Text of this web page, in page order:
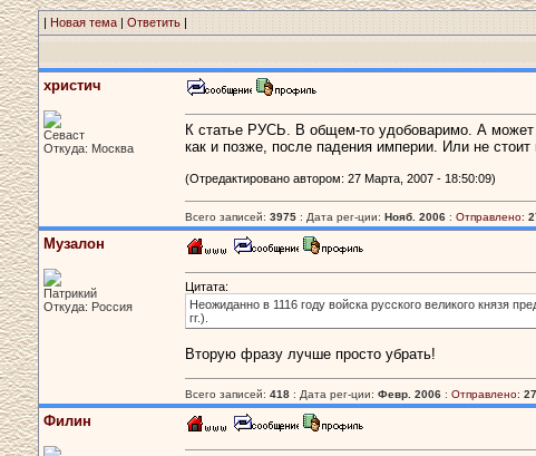
| Новая тема|Ответить |
христич
Севаст
Откуда: Москва
К статье РУСЬ. В общем-то удобоваримо. А может
как и позже, после падения империи. Или не
(Отредактировано автором: 27 Марта, 2007 - 18:50:09)
Всего записей: 3975 : Дата рег-ции: Нояб. 2006 : Отправлено:
Музалон
Патрикий
Откуда: Россия
Цитата:
Неожиданно в 1116 году войска русского великого князя
гг.).
Вторую фразу лучше просто убрать!
Всего записей: 418 : Дата рег-ции: Февр. 2006 : Отправлено:
Филин